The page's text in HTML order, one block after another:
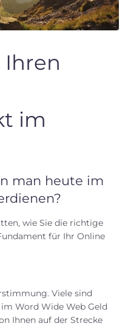
Ihren
im
man heute im
wie Sie die richtige
für Ihr Online
Viele sind
Word Wide Web Geld
Ihnen auf der Strecke